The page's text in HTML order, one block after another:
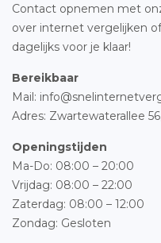
Contact opnemen met
over internet vergelijken
dagelijks voor je klaar!
Bereikbaar
Mail:
Adres: Zwartewaterallee
Openingstijden
Ma-Do: 08:00 – 20:00
Vrijdag: 08:00 – 22:00
Zaterdag: 08:00 – 12:00
Zondag: Gesloten